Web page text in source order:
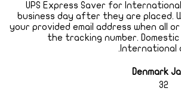
UPS Express Saver for
business day after they are placed.
your provided email address when all
the tracking number.
International
Denmark
32